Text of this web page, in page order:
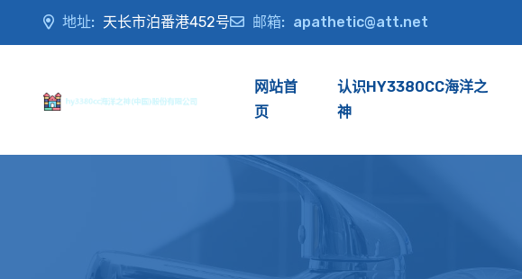
地址: 天长市泊番港452号 邮箱: apathetic@att.net
网站首
页
认识HY3380CC海洋之
神